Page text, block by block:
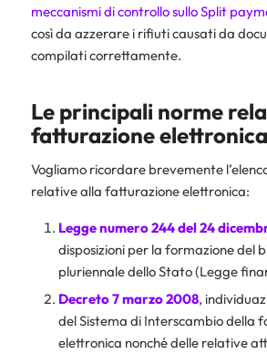
meccanismi di controllo sullo Split
così da azzerare i rifiuti causati da
compilati correttamente.
Le principali norme
fatturazione elettronica
Vogliamo ricordare brevemente
relative alla fatturazione elettronica:
Legge numero 244 del 24
disposizioni per la formazione del
pluriennale dello Stato (Legge
Decreto 7 marzo 2008,
del Sistema di Interscambio della
elettronica nonché delle relative